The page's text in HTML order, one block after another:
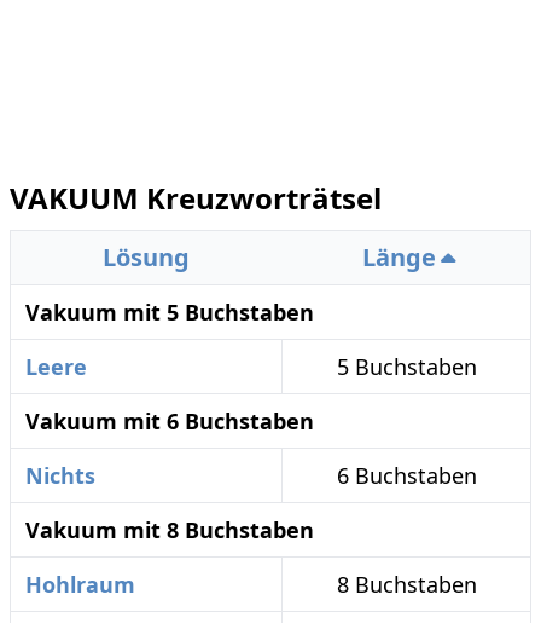
VAKUUM Kreuzworträtsel
Lösung Länge
Vakuum mit 5 Buchstaben
Leere
5 Buchstaben
Vakuum mit 6 Buchstaben
Nichts
6 Buchstaben
Vakuum mit 8 Buchstaben
Hohlraum
8 Buchstaben